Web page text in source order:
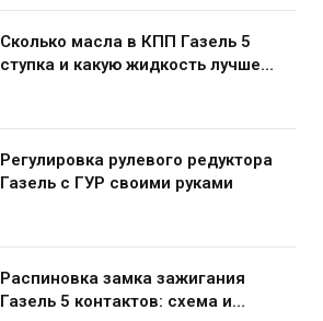
Сколько масла в КПП Газель 5
ступка и какую жидкость лучше
Регулировка рулевого редуктора
Газель с ГУР своими руками
Распиновка замка зажигания
Газель 5 контактов: схема и